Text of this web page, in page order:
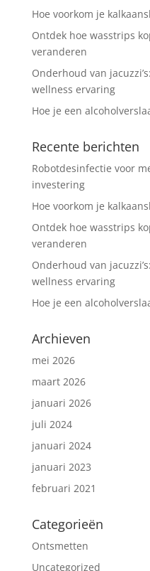
Hoe voorkom je
Ontdek hoe wasstrips
veranderen
Onderhoud van
wellness ervaring
Hoe je een
Recente berichten
Robotdesinfectie voor
investering
Hoe voorkom je
Ontdek hoe wasstrips
veranderen
Onderhoud van
wellness ervaring
Hoe je een
Archieven
mei 2026
maart 2026
januari 2026
juli 2024
januari 2024
januari 2023
februari 2021
Categorieën
Ontsmetten
Uncategorized